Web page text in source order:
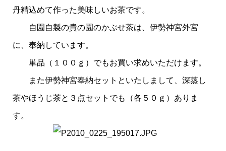
丹精込めて作った美味しいお茶です。
自園自製の貴の園のかぶせ茶は、伊勢神宮外宮
に、奉納しています。
単品（１００ｇ）でもお買い求めいただけます。
また伊勢神宮奉納セットといたしまして、深蒸し
茶やほうじ茶と３点セットでも（各５０ｇ）ありま
す。